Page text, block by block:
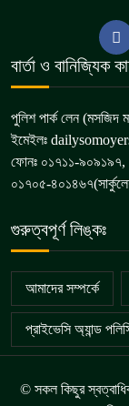
বার্তা ও বানিজ্যিক
পুলিশ পার্ক লেন (মসজিদ
ইমেইলঃ
ফোনঃ ০১৭১১-৯০৯১৯৭,
০১৭০৫-
গুরুত্বপূর্ণ লিঙ্কঃ
আমাদের সম্পর্কে
প্রাইভেসি অ্যান্ড
© সকল কিছুর